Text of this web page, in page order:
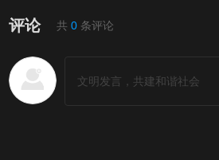
评论 共 0条评论